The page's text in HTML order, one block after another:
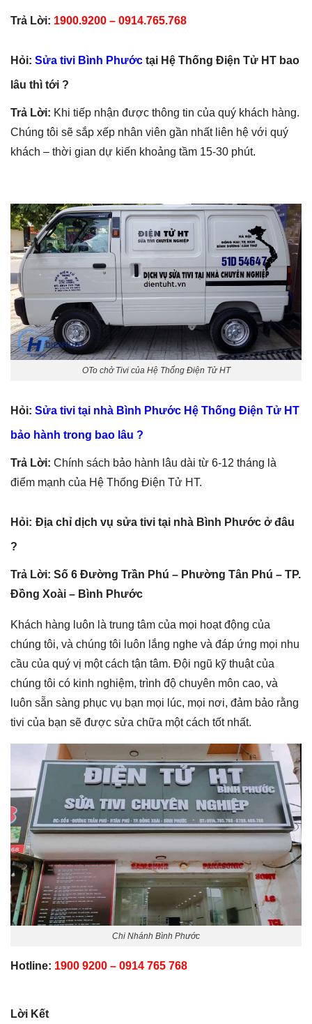
Trả Lời: 1900.9200 – 0914.765.768
Hỏi: Sửa tivi Bình Phước tại Hệ Thống Điện Tử HT bao
lâu thì tới ?
Trả Lời: Khi tiếp nhận được thông tin của quý khách hàng.
Chúng tôi sẽ sắp xếp nhân viên gần nhất liên hệ với quý
khách – thời gian dự kiến khoảng tầm 15-30 phút.
OTo chở Tivi của Hệ Thống Điện Tử HT
Hỏi: Sửa tivi tại nhà Bình Phước Hệ Thống Điện Tử HT
bảo hành trong bao lâu ?
Trả Lời: Chính sách bảo hành lâu dài từ 6-12 tháng là
điểm mạnh của Hệ Thống Điện Tử HT.
Hỏi: Địa chỉ dịch vụ sửa tivi tại nhà Bình Phước ở đâu
?
Trả Lời: Số 6 Đường Trần Phú – Phường Tân Phú – TP.
Đồng Xoài – Bình Phước
Khách hàng luôn là trung tâm của mọi hoạt động của
chúng tôi, và chúng tôi luôn lắng nghe và đáp ứng mọi nhu
cầu của quý vị một cách tận tâm. Đội ngũ kỹ thuật của
chúng tôi có kinh nghiệm, trình độ chuyên môn cao, và
luôn sẵn sàng phục vụ bạn mọi lúc, mọi nơi, đảm bảo rằng
tivi của bạn sẽ được sửa chữa một cách tốt nhất.
Chi Nhánh Bình Phước
Hotline: 1900 9200 – 0914 765 768
Lời Kết